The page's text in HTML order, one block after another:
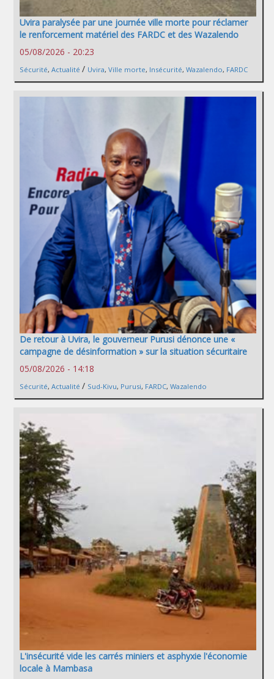
Uvira paralysée par une journée ville morte pour réclamer
le renforcement matériel des FARDC et des Wazalendo
05/08/2026 - 20:23
Sécurité, Actualité / Uvira, Ville morte, Insécurité, Wazalendo, FARDC
De retour à Uvira, le gouverneur Purusi dénonce une «
campagne de désinformation » sur la situation sécuritaire
05/08/2026 - 14:18
Sécurité, Actualité / Sud-Kivu, Purusi, FARDC, Wazalendo
L'insécurité vide les carrés miniers et asphyxie l'économie
locale à Mambasa